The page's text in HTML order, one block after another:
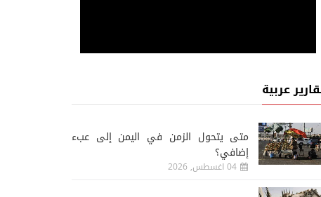
عربية
متى يتحول الزمن في اليمن إلى عبء
إضافي؟
04 اغسطس, 2026